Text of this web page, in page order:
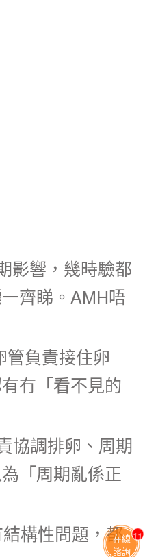
影響，幾時驗都
齊睇。AMH唔
管負責接住卵
冇「看不見的
協調排卵、周期
「周期亂係正
構性問題，都
在線
諮詢
11